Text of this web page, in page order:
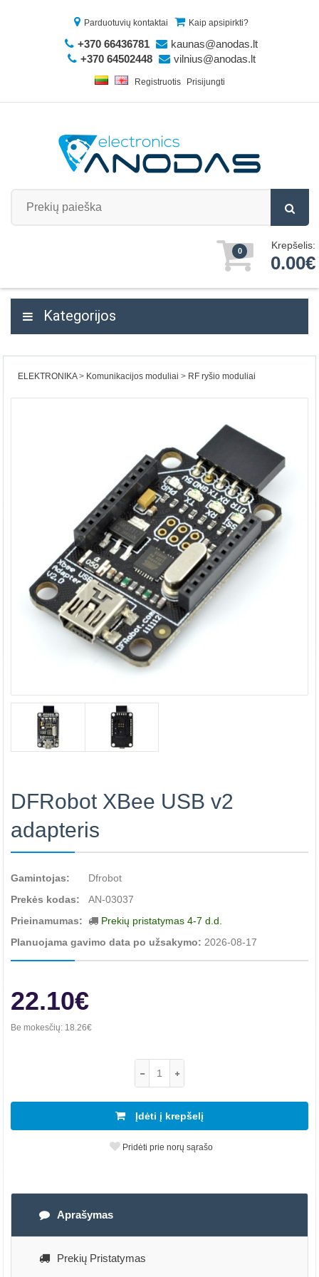
Parduotuvių kontaktai Kaip apsipirkti?
+370 66436781
kaunas@anodas.lt
+370 64502448
vilnius@anodas.lt
Registruotis Prisijungti
0 Krepšelis:
0.00€
Kategorijos
ELEKTRONIKA Komunikacijos moduliai RF ryšio moduliai
DFRobot XBee USB v2
adapteris
Gamintojas:
Dfrobot
Prekės kodas:
AN-03037
Prieinamumas:
Prekių pristatymas 4-7 d.d.
Planuojama gavimo data po užsakymo: 2026-08-17
22.10€
Be mokesčių: 18.26€
Įdėti į krepšelį
Pridėti prie norų sąrašo
Aprašymas
Prekių Pristatymas